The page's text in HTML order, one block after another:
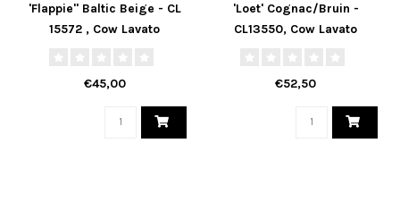
'Flappie" Baltic Beige - CL
15572 , Cow Lavato
€45,00
'Loet' Cognac/Bruin -
CL13550, Cow Lavato
€52,50